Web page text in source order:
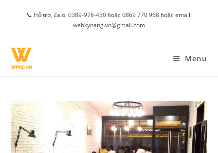
📞 Hỗ trợ, Zalo: 0389-978-430 hoặc 0869 770 968 hoặc email:
webkynang.vn@gmail.com
Menu